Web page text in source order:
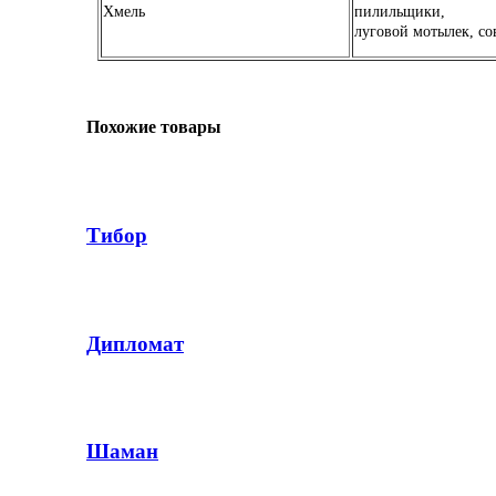
Хмель
пилильщики,
луговой мотылек,
Похожие товары
Тибор
Дипломат
Шаман